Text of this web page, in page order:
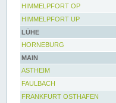
HIMMELPFORT OP
HIMMELPFORT UP
LÜHE
HORNEBURG
MAIN
ASTHEIM
FAULBACH
FRANKFURT OSTHAFEN